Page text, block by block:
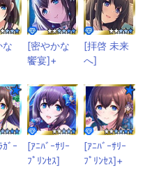
な
[密やかな
饗宴]+
[拝啓 未来
へ]
ｶﾞｰ
[ｱﾆﾊﾞｰｻﾘｰ
ﾌﾟﾘﾝｾｽ]
[ｱﾆﾊﾞｰｻﾘｰ
ﾌﾟﾘﾝｾｽ]+